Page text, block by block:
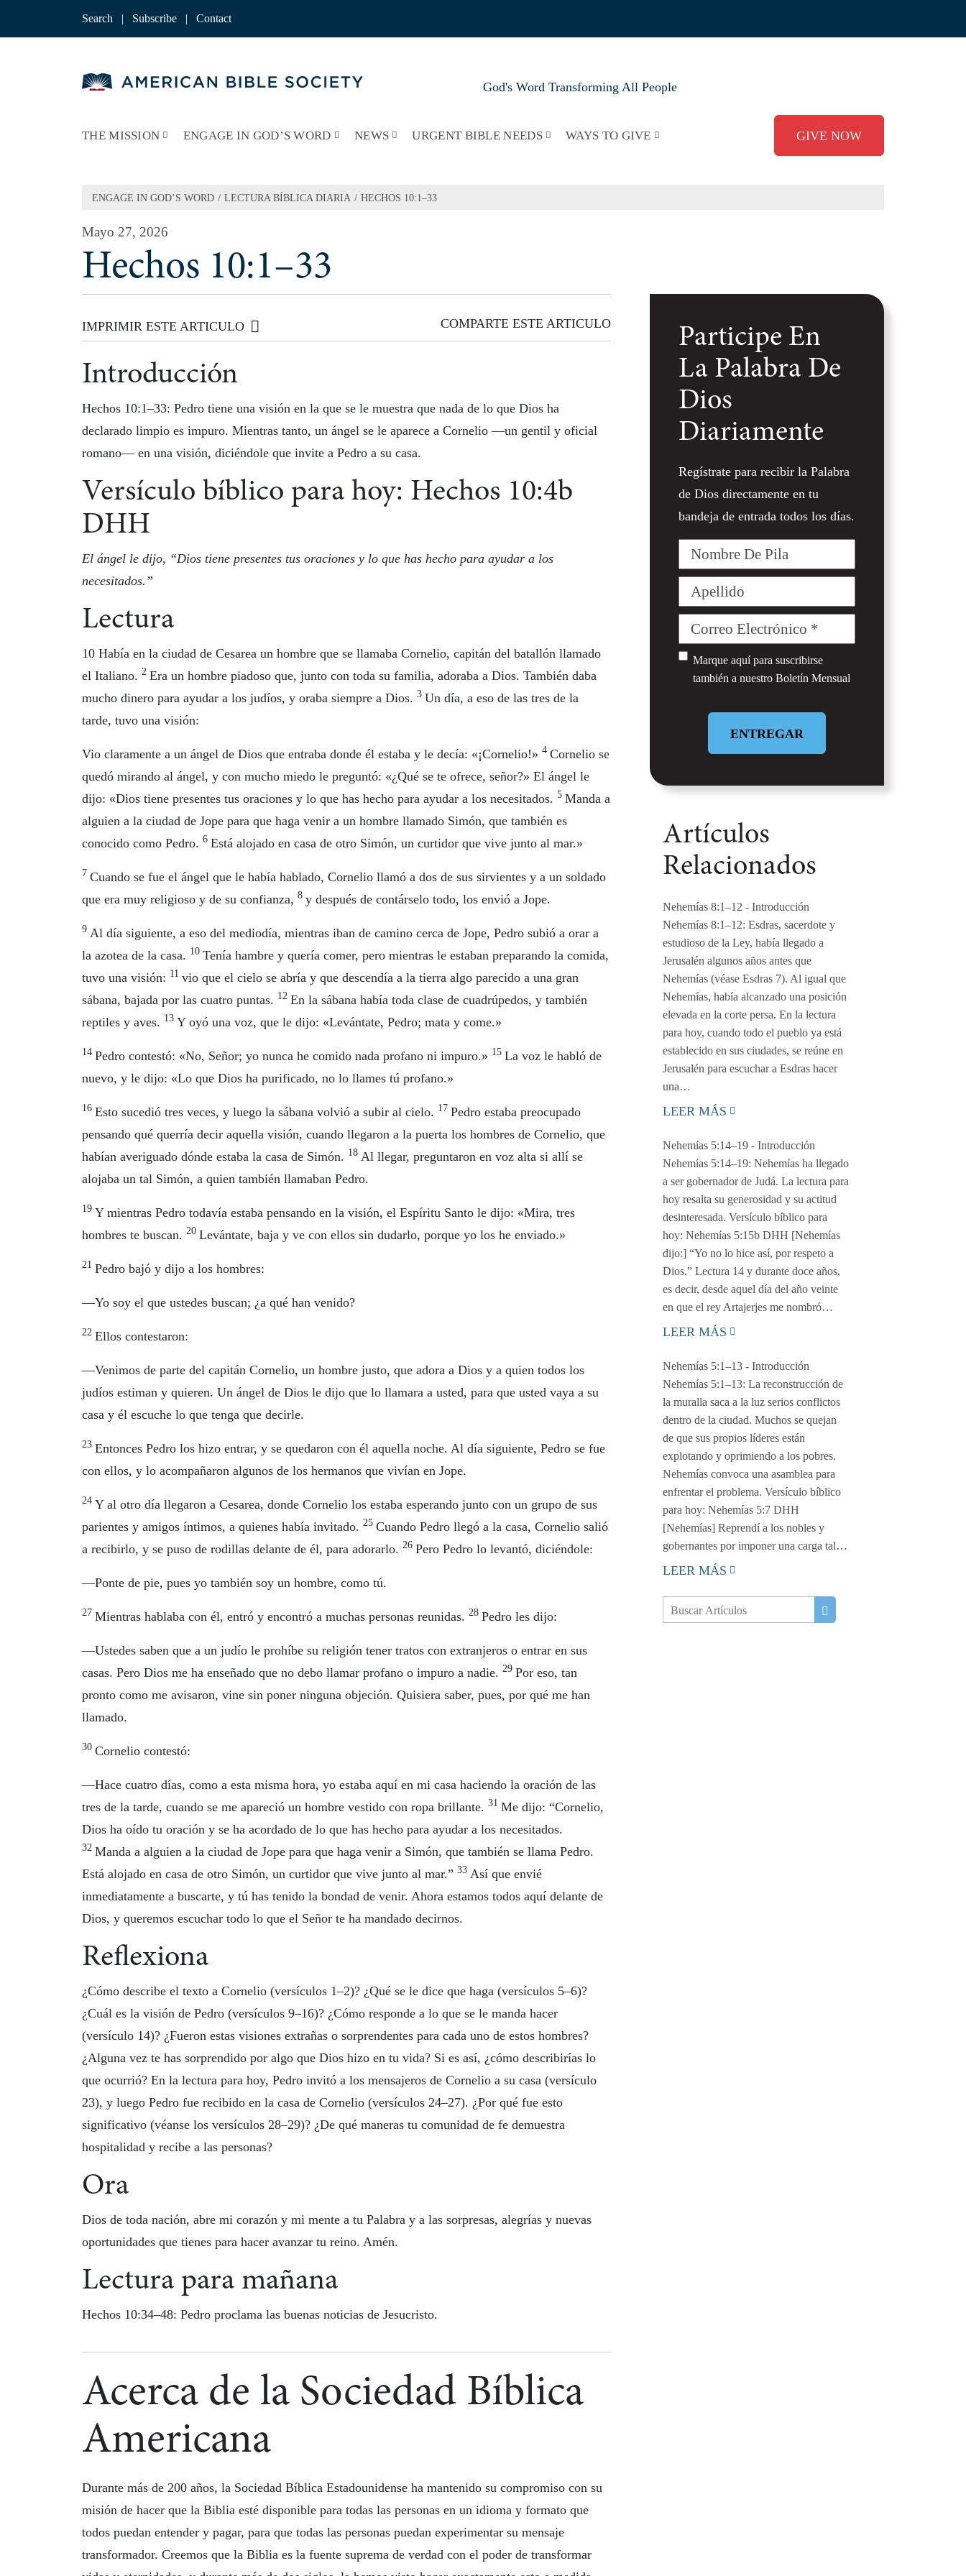
Search | Subscribe | Contact
God's Word Transforming All People
THE MISSION ENGAGE IN GOD’S WORD NEWS URGENT BIBLE NEEDS WAYS TO GIVE GIVE NOW
ENGAGE IN GOD’S WORD / LECTURA BÍBLICA DIARIA / HECHOS 10:1–33
Mayo 27, 2026
Hechos 10:1–33
IMPRIMIR ESTE ARTICULO COMPARTE ESTE ARTICULO
Introducción
Hechos 10:1–33: Pedro tiene una visión en la que se le muestra que nada de lo que Dios ha
declarado limpio es impuro. Mientras tanto, un ángel se le aparece a Cornelio —un gentil y oficial
romano— en una visión, diciéndole que invite a Pedro a su casa.
Versículo bíblico para hoy: Hechos 10:4b
DHH
El ángel le dijo, “Dios tiene presentes tus oraciones y lo que has hecho para ayudar a los
necesitados.”
Lectura
10 Había en la ciudad de Cesarea un hombre que se llamaba Cornelio, capitán del batallón llamado
el Italiano. 2 Era un hombre piadoso que, junto con toda su familia, adoraba a Dios. También daba
mucho dinero para ayudar a los judíos, y oraba siempre a Dios. 3 Un día, a eso de las tres de la
tarde, tuvo una visión:
Vio claramente a un ángel de Dios que entraba donde él estaba y le decía: «¡Cornelio!» 4 Cornelio se
quedó mirando al ángel, y con mucho miedo le preguntó: «¿Qué se te ofrece, señor?» El ángel le
dijo: «Dios tiene presentes tus oraciones y lo que has hecho para ayudar a los necesitados. 5 Manda a
alguien a la ciudad de Jope para que haga venir a un hombre llamado Simón, que también es
conocido como Pedro. 6 Está alojado en casa de otro Simón, un curtidor que vive junto al mar.»
7 Cuando se fue el ángel que le había hablado, Cornelio llamó a dos de sus sirvientes y a un soldado
que era muy religioso y de su confianza, 8 y después de contárselo todo, los envió a Jope.
9 Al día siguiente, a eso del mediodía, mientras iban de camino cerca de Jope, Pedro subió a orar a
la azotea de la casa. 10 Tenía hambre y quería comer, pero mientras le estaban preparando la comida,
tuvo una visión: 11 vio que el cielo se abría y que descendía a la tierra algo parecido a una gran
sábana, bajada por las cuatro puntas. 12 En la sábana había toda clase de cuadrúpedos, y también
reptiles y aves. 13 Y oyó una voz, que le dijo: «Levántate, Pedro; mata y come.»
14 Pedro contestó: «No, Señor; yo nunca he comido nada profano ni impuro.» 15 La voz le habló de
nuevo, y le dijo: «Lo que Dios ha purificado, no lo llames tú profano.»
16 Esto sucedió tres veces, y luego la sábana volvió a subir al cielo. 17 Pedro estaba preocupado
pensando qué querría decir aquella visión, cuando llegaron a la puerta los hombres de Cornelio, que
habían averiguado dónde estaba la casa de Simón. 18 Al llegar, preguntaron en voz alta si allí se
alojaba un tal Simón, a quien también llamaban Pedro.
19 Y mientras Pedro todavía estaba pensando en la visión, el Espíritu Santo le dijo: «Mira, tres
hombres te buscan. 20 Levántate, baja y ve con ellos sin dudarlo, porque yo los he enviado.»
21 Pedro bajó y dijo a los hombres:
—Yo soy el que ustedes buscan; ¿a qué han venido?
22 Ellos contestaron:
—Venimos de parte del capitán Cornelio, un hombre justo, que adora a Dios y a quien todos los
judíos estiman y quieren. Un ángel de Dios le dijo que lo llamara a usted, para que usted vaya a su
casa y él escuche lo que tenga que decirle.
23 Entonces Pedro los hizo entrar, y se quedaron con él aquella noche. Al día siguiente, Pedro se fue
con ellos, y lo acompañaron algunos de los hermanos que vivían en Jope.
24 Y al otro día llegaron a Cesarea, donde Cornelio los estaba esperando junto con un grupo de sus
parientes y amigos íntimos, a quienes había invitado. 25 Cuando Pedro llegó a la casa, Cornelio salió
a recibirlo, y se puso de rodillas delante de él, para adorarlo. 26 Pero Pedro lo levantó, diciéndole:
—Ponte de pie, pues yo también soy un hombre, como tú.
27 Mientras hablaba con él, entró y encontró a muchas personas reunidas. 28 Pedro les dijo:
—Ustedes saben que a un judío le prohíbe su religión tener tratos con extranjeros o entrar en sus
casas. Pero Dios me ha enseñado que no debo llamar profano o impuro a nadie. 29 Por eso, tan
pronto como me avisaron, vine sin poner ninguna objeción. Quisiera saber, pues, por qué me han
llamado.
30 Cornelio contestó:
—Hace cuatro días, como a esta misma hora, yo estaba aquí en mi casa haciendo la oración de las
tres de la tarde, cuando se me apareció un hombre vestido con ropa brillante. 31 Me dijo: “Cornelio,
Dios ha oído tu oración y se ha acordado de lo que has hecho para ayudar a los necesitados.
32 Manda a alguien a la ciudad de Jope para que haga venir a Simón, que también se llama Pedro.
Está alojado en casa de otro Simón, un curtidor que vive junto al mar.” 33 Así que envié
inmediatamente a buscarte, y tú has tenido la bondad de venir. Ahora estamos todos aquí delante de
Dios, y queremos escuchar todo lo que el Señor te ha mandado decirnos.
Reflexiona
¿Cómo describe el texto a Cornelio (versículos 1–2)? ¿Qué se le dice que haga (versículos 5–6)?
¿Cuál es la visión de Pedro (versículos 9–16)? ¿Cómo responde a lo que se le manda hacer
(versículo 14)? ¿Fueron estas visiones extrañas o sorprendentes para cada uno de estos hombres?
¿Alguna vez te has sorprendido por algo que Dios hizo en tu vida? Si es así, ¿cómo describirías lo
que ocurrió? En la lectura para hoy, Pedro invitó a los mensajeros de Cornelio a su casa (versículo
23), y luego Pedro fue recibido en la casa de Cornelio (versículos 24–27). ¿Por qué fue esto
significativo (véanse los versículos 28–29)? ¿De qué maneras tu comunidad de fe demuestra
hospitalidad y recibe a las personas?
Ora
Dios de toda nación, abre mi corazón y mi mente a tu Palabra y a las sorpresas, alegrías y nuevas
oportunidades que tienes para hacer avanzar tu reino. Amén.
Lectura para mañana
Hechos 10:34–48: Pedro proclama las buenas noticias de Jesucristo.
Acerca de la Sociedad Bíblica
Americana
Durante más de 200 años, la Sociedad Bíblica Estadounidense ha mantenido su compromiso con su
misión de hacer que la Biblia esté disponible para todas las personas en un idioma y formato que
todos puedan entender y pagar, para que todas las personas puedan experimentar su mensaje
transformador. Creemos que la Biblia es la fuente suprema de verdad con el poder de transformar
Participe En
La Palabra De
Dios
Diariamente
Regístrate para recibir la Palabra
de Dios directamente en tu
bandeja de entrada todos los días.
Nombre
Apellido
Correo
Untitled
Marque aquí para suscribirse
también a nuestro Boletín Mensual
Artículos
Relacionados
Nehemías 8:1–12 - Introducción
Nehemías 8:1–12: Esdras, sacerdote y
estudioso de la Ley, había llegado a
Jerusalén algunos años antes que
Nehemías (véase Esdras 7). Al igual que
Nehemías, había alcanzado una posición
elevada en la corte persa. En la lectura
para hoy, cuando todo el pueblo ya está
establecido en sus ciudades, se reúne en
Jerusalén para escuchar a Esdras hacer
una…
LEER MÁS
Nehemías 5:14–19 - Introducción
Nehemías 5:14–19: Nehemías ha llegado
a ser gobernador de Judá. La lectura para
hoy resalta su generosidad y su actitud
desinteresada. Versículo bíblico para
hoy: Nehemías 5:15b DHH [Nehemías
dijo:] “Yo no lo hice así, por respeto a
Dios.” Lectura 14 y durante doce años,
es decir, desde aquel día del año veinte
en que el rey Artajerjes me nombró…
LEER MÁS
Nehemías 5:1–13 - Introducción
Nehemías 5:1–13: La reconstrucción de
la muralla saca a la luz serios conflictos
dentro de la ciudad. Muchos se quejan
de que sus propios líderes están
explotando y oprimiendo a los pobres.
Nehemías convoca una asamblea para
enfrentar el problema. Versículo bíblico
para hoy: Nehemías 5:7 DHH
[Nehemías] Reprendí a los nobles y
gobernantes por imponer una carga tal…
LEER MÁS